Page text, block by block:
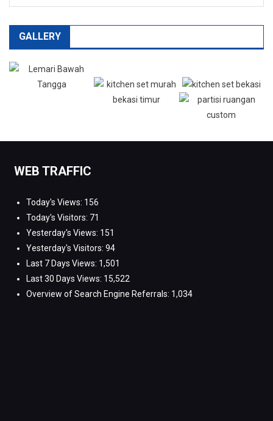
GALLERY
WEB TRAFFIC
Today's Views: 156
Today's Visitors: 71
Yesterday's Views: 151
Yesterday's Visitors: 94
Last 7 Days Views: 1,501
Last 30 Days Views: 15,522
Overview of Search Engine Referrals: 1,034